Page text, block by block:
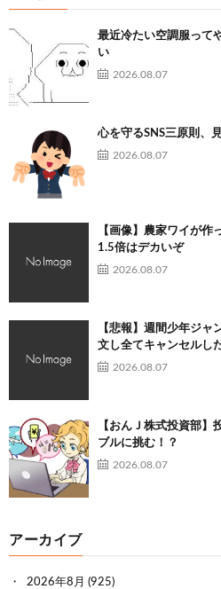
最近冷たい空調服って
い
2026.08.07
心を守るSNS三原則、
2026.08.07
【画像】農家ワイが作
1.5倍はデカいぞ
2026.08.07
【悲報】週間少年ジ
文し全てキャンセルし
2026.08.07
【おんＪ株式投資部】
ブルに挑む！？
2026.08.07
アーカイブ
2026年8月 (925)